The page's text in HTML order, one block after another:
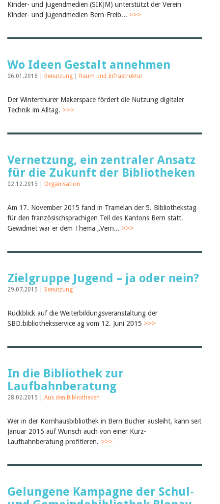
Kinder- und Jugendmedien (SIKJM) unterstützt der Verein
Kinder- und Jugendmedien Bern-Freib... >>>
Wo Ideen Gestalt annehmen
06.01.2016 | Benutzung Raum und Infrastruktur
Der Winterthurer Makerspace fördert die Nutzung digitaler
Technik im Alltag. >>>
Vernetzung, ein zentraler Ansatz
für die Zukunft der Bibliotheken
02.12.2015 | Organisation
Am 17. November 2015 fand in Tramelan der 5. Bibliothekstag
für den französischsprachigen Teil des Kantons Bern statt.
Gewidmet war er dem Thema „Vern... >>>
Zielgruppe Jugend – ja oder nein?
29.07.2015 | Benutzung
Rückblick auf die Weiterbildungsveranstaltung der
SBD.bibliotheksservice ag vom 12. Juni 2015 >>>
In die Bibliothek zur
Laufbahnberatung
28.02.2015 | Aus den Bibliotheken
Wer in der Kornhausbibliothek in Bern Bücher ausleiht, kann seit
Januar 2015 auf Wunsch auch von einer Kurz-
Laufbahnberatung profitieren. >>>
Gelungene Kampagne der Schul-